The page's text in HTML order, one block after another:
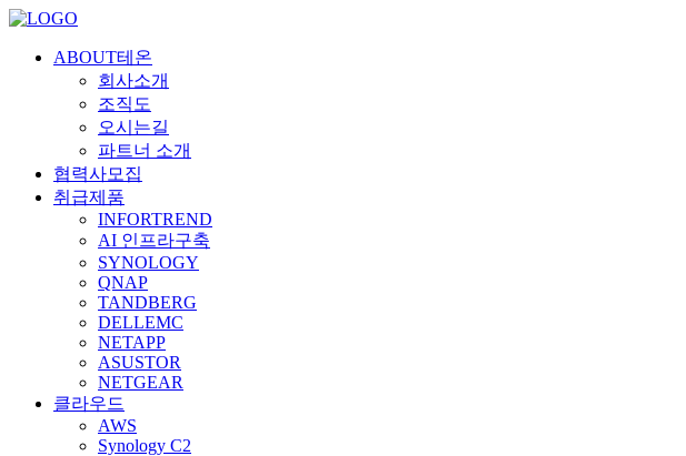
ABOUT테온
회사소개
조직도
오시는길
파트너 소개
협력사모집
취급제품
INFORTREND
AI 인프라구축
SYNOLOGY
QNAP
TANDBERG
DELLEMC
NETAPP
ASUSTOR
NETGEAR
클라우드
AWS
Synology C2